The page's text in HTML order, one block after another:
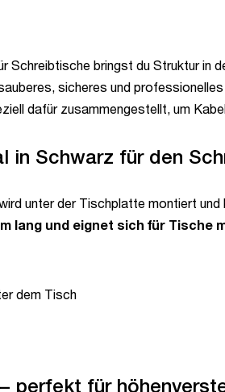
Schreibtische bringst du Struktur in
sicheres und
dafür zusammengestellt, um
in Schwarz für den
unter der Tischplatte montiert
lang und eignet sich für Tische
dem Tisch
perfekt für